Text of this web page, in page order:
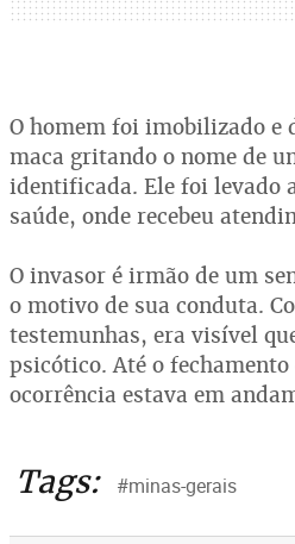
O homem foi imobilizado e
maca gritando o nome de
identificada. Ele foi levado
saúde, onde recebeu
O invasor é irmão de um
o motivo de sua conduta.
testemunhas, era visível
psicótico. Até o
ocorrência estava em
Tags: #minas-gerais